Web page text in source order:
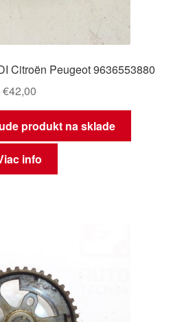
Citroën Peugeot 9636553880
€42,00
produkt na sklade
info